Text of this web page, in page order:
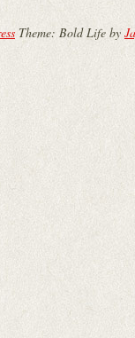
Theme: Bold Life by